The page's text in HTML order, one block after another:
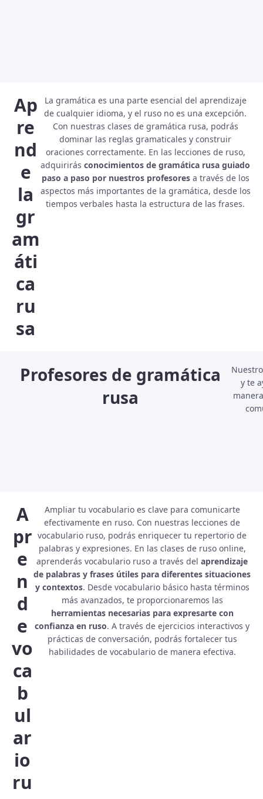
Ap
re
nd
e
la
gr
am
áti
ca
ru
sa
La gramática es una parte esencial del aprendizaje
de cualquier idioma, y el ruso no es una excepción.
Con nuestras clases de gramática rusa, podrás
dominar las reglas gramaticales y construir
oraciones correctamente. En las lecciones de ruso,
adquirirás conocimientos de gramática rusa guiado
paso a paso por nuestros profesoresa través de los
aspectos más importantes de la gramática, desde los
tiempos verbales hasta la estructura de las frases.
Profesores de gramática
rusa
y te
A
pr
e
n
d
e
vo
ca
b
ul
ar
io
ru
Ampliar tu vocabulario es clave para comunicarte
efectivamente en ruso. Con nuestras lecciones de
vocabulario ruso, podrás enriquecer tu repertorio de
palabras y expresiones. En las clases de ruso online,
aprenderás vocabulario ruso a través delaprendizaje
de palabras y frases útiles para diferentes situaciones
y contextos. Desde vocabulario básico hasta términos
más avanzados, te proporcionaremos las
herramientas necesarias para expresarte con
confianza en ruso. A través de ejercicios interactivos y
prácticas de conversación, podrás fortalecer tus
habilidades de vocabulario de manera efectiva.